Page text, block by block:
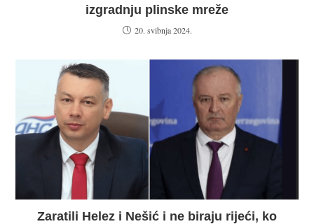
izgradnju plinske mreže
20. svibnja 2024.
Zaratili Helez i Nešić i ne biraju rijeći, ko